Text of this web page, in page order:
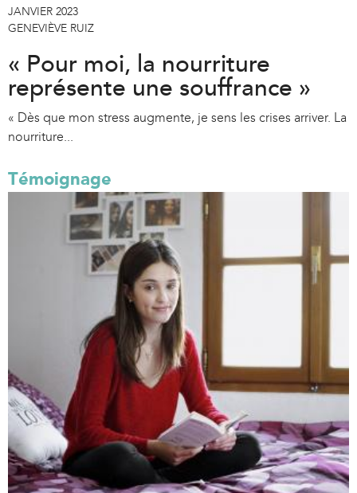
JANVIER 2023
GENEVIÈVE RUIZ
« Pour moi, la nourriture
représente une souffrance »
« Dès que mon stress augmente, je sens les crises arriver. La
nourriture...
Témoignage